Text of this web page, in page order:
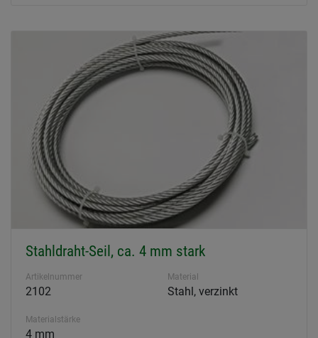
Stahldraht-Seil, ca. 4 mm stark
Artikelnummer
2102
Material
Stahl, verzinkt
Materialstärke
4 mm